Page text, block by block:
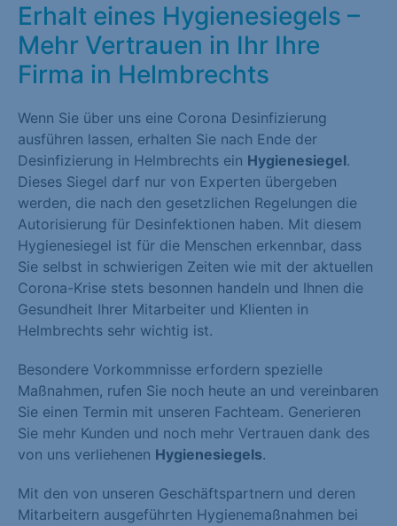
Erhalt eines Hygienesiegels –
Mehr Vertrauen in Ihr Ihre
Firma in Helmbrechts
Wenn Sie über uns eine Corona Desinfizierung
ausführen lassen, erhalten Sie nach Ende der
Desinfizierung in Helmbrechts ein Hygienesiegel.
Dieses Siegel darf nur von Experten übergeben
werden, die nach den gesetzlichen Regelungen die
Autorisierung für Desinfektionen haben. Mit diesem
Hygienesiegel ist für die Menschen erkennbar, dass
Sie selbst in schwierigen Zeiten wie mit der aktuellen
Corona-Krise stets besonnen handeln und Ihnen die
Gesundheit Ihrer Mitarbeiter und Klienten in
Helmbrechts sehr wichtig ist.
Besondere Vorkommnisse erfordern spezielle
Maßnahmen, rufen Sie noch heute an und vereinbaren
Sie einen Termin mit unseren Fachteam. Generieren
Sie mehr Kunden und noch mehr Vertrauen dank des
von uns verliehenen Hygienesiegels.
Mit den von unseren Geschäftspartnern und deren
Mitarbeitern ausgeführten Hygienemaßnahmen bei